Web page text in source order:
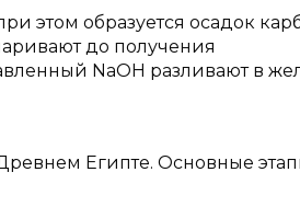
этом образуется осадок
до получения
NaOH разливают в
Египте. Основные